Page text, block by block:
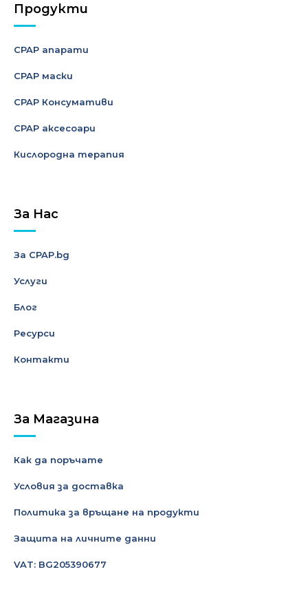
Продукти
CPAP апарати
CPAP маски
CPAP Консумативи
CPAP аксесоари
Кислородна терапия
За Нас
За CPAP.bg
Услуги
Блог
Ресурси
Контакти
За Магазина
Как да поръчате
Условия за доставка
Политика за връщане на продукти
Защита на личните данни
VAT: BG205390677